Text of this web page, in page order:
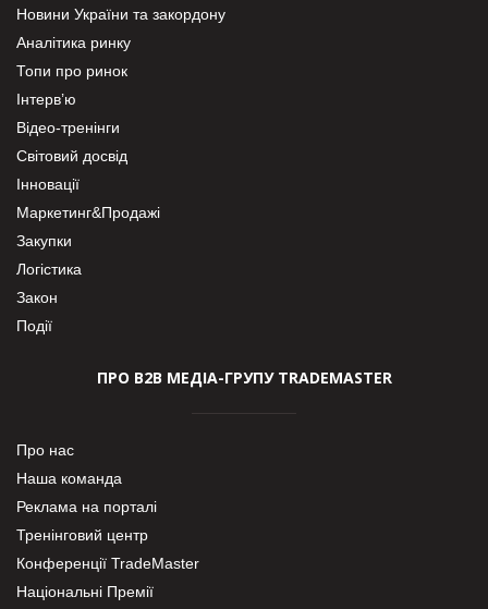
Новини України та закордону
Аналітика ринку
Топи про ринок
Інтерв’ю
Відео-тренінги
Світовий досвід
Інновації
Маркетинг&Продажі
Закупки
Логістика
Закон
Події
ПРО В2В МЕДІА-ГРУПУ TRADEMASTER
Про нас
Наша команда
Реклама на порталі
Тренінговий центр
Конференції TradeMaster
Національні Премії